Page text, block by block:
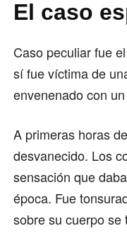
El caso
Caso peculiar fue
sí fue víctima de
envenenado con
A primeras horas
desvanecido. Los
sensación que
época. Fue
sobre su cuerpo se